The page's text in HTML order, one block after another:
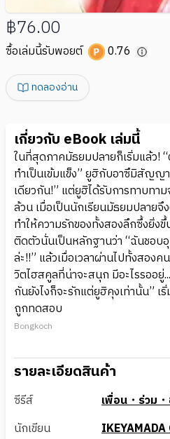
฿76.00
ซื้อเล่มนี้รับพอยต์ 0.76
ทดลองอ่าน
เกี่ยวกับ eBook เล่มนี้
ในที่สุดภาคมัธยมปลายก็เริ่มแล้ว!
ทำเป็นเข้มแข็ง” ยูฮิกับอาซึมิสัญญ
เดียวกัน!” แต่ยูฮิได้รับการทาบทาม
ล้วน เมื่อเป็นนักเรียนมัธยมปลายจึ
ทำให้ความรักของทั้งสองลึกซึ้งยิ่ง
ติดตัวนั่นเป็นหลักฐานว่า “ฉันชอบ
ล่ะ!!” แล้วเมื่อเวลาผ่านไปทั้งสอง
วิตไฮสคูลที่น่าจะสนุก มีอะไรรออยู่
กันยังไงก็จะรักแต่ยูฮิคุงเท่านั้น” เ
ถูกทดสอบ
Bongkoch
รายละเอียดสินค้า
ซีรีส์
เพื่อน・ร่วม
นักเขียน
IKEYAMADA